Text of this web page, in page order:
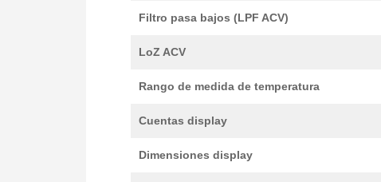
Filtro pasa bajos (LPF ACV)
LoZ ACV
Rango de medida de temperatura
Cuentas display
Dimensiones display